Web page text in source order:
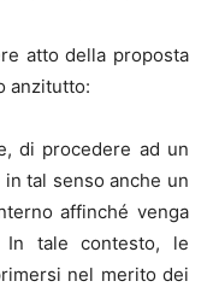
atto della proposta
anzitutto:
di procedere ad un
tal senso anche un
affinché venga
In tale contesto, le
nel merito dei